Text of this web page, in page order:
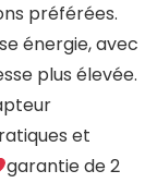
préférées.
énergie, avec
plus élevée.
et
garantie de 2